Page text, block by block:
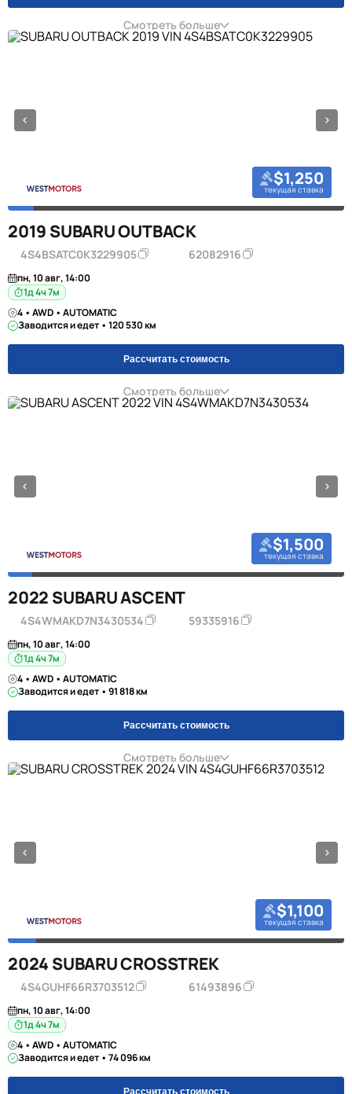
Смотреть больше
$1,250
текущая ставка
2019 SUBARU OUTBACK
4S4BSATC0K3229905 62082916
пн, 10 авг, 14:00
1д 4ч 7м
4 • AWD • AUTOMATIC
Заводится и едет • 120 530 км
Рассчитать стоимость
Смотреть больше
$1,500
текущая ставка
2022 SUBARU ASCENT
4S4WMAKD7N3430534 59335916
пн, 10 авг, 14:00
1д 4ч 7м
4 • AWD • AUTOMATIC
Заводится и едет • 91 818 км
Рассчитать стоимость
Смотреть больше
$1,100
текущая ставка
2024 SUBARU CROSSTREK
4S4GUHF66R3703512 61493896
пн, 10 авг, 14:00
1д 4ч 7м
4 • AWD • AUTOMATIC
Заводится и едет • 74 096 км
Рассчитать стоимость